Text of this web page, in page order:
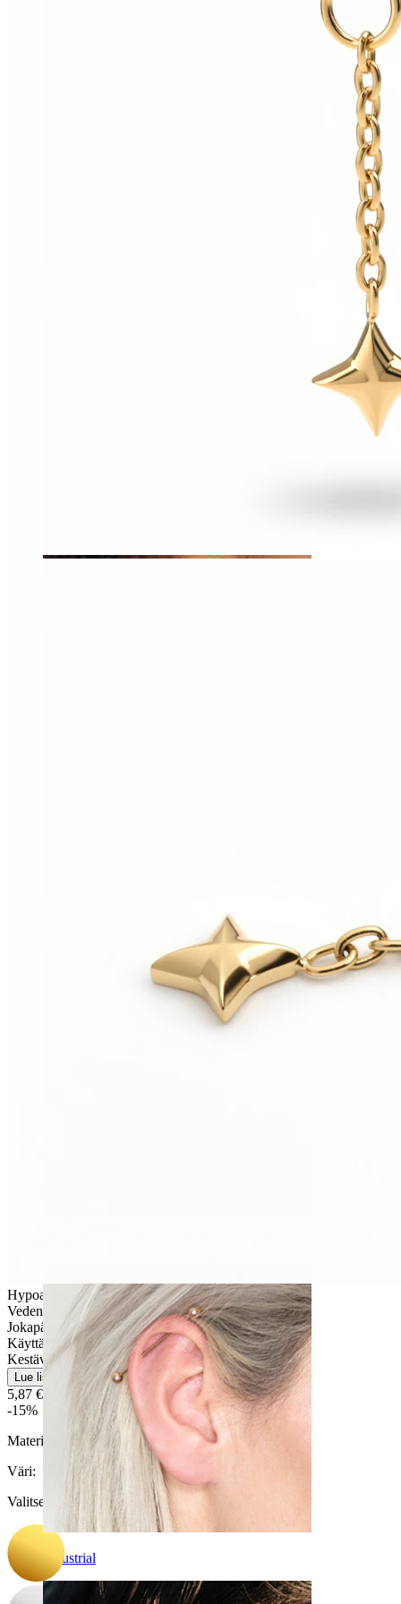
Industrial
Hypoallergeeninen
Vedenkestävä
Jokapäiväiseen käyttöön
Käyttäjäystävällinen
Kestävä
Lue lisää
5,87 € 6,90 €
-15%
Materiaali:
Titaani
Väri:
Valitse Väri